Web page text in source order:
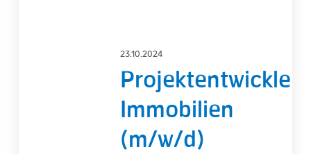
23.10.2024
Projektentwickler
Immobilien
(m/w/d)